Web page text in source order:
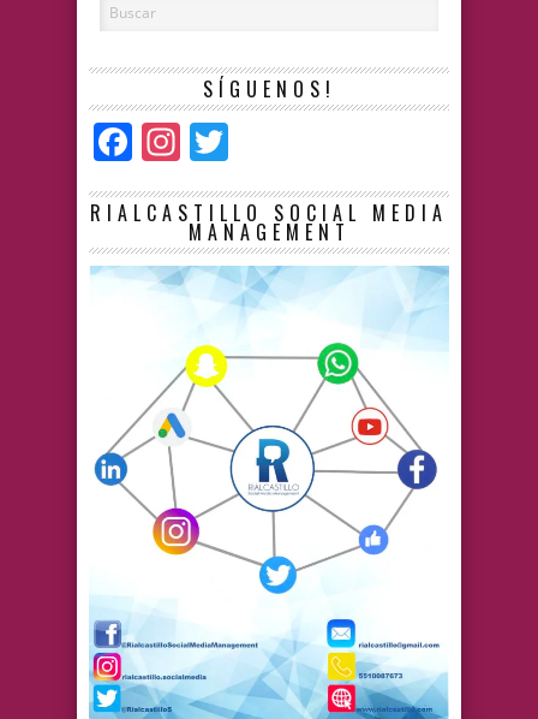
SÍGUENOS!
Facebook
Instagram
RIALCASTILLO SOCIAL MEDIA
MANAGEMENT